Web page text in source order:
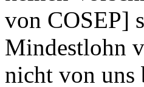
von COSEP]
Mindestlohn
nicht von uns